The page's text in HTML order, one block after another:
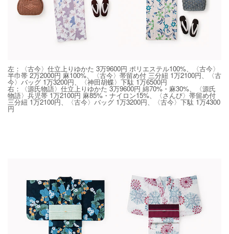
左：〈古今〉仕立上りゆかた 3万9600円 ポリエステル100%、〈古今〉
半巾帯 2万2000円 麻100%、〈古今〉帯留め付 三分紐 1万2100円、〈古
今〉バッグ 1万3200円、〈神田胡蝶〉下駄 1万6500円
右：〈源氏物語〉仕立上りゆかた 3万9600円 綿70%・麻30%、〈源氏
物語〉兵児帯 1万2100円 麻85%・ナイロン15%、〈さんび〉帯留め付
三分紐 1万2100円、〈古今〉バッグ 1万3200円、〈古今〉下駄 1万4300
円